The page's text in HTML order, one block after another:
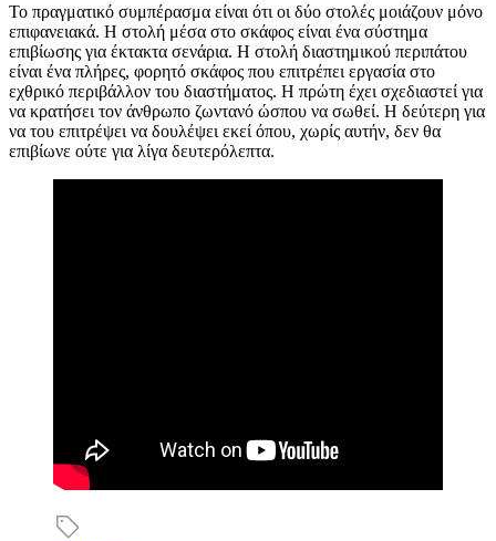
Το πραγματικό συμπέρασμα είναι ότι οι δύο στολές μοιάζουν μόνο
επιφανειακά. Η στολή μέσα στο σκάφος είναι ένα σύστημα
επιβίωσης για έκτακτα σενάρια. Η στολή διαστημικού περιπάτου
είναι ένα πλήρες, φορητό σκάφος που επιτρέπει εργασία στο
εχθρικό περιβάλλον του διαστήματος. Η πρώτη έχει σχεδιαστεί για
να κρατήσει τον άνθρωπο ζωντανό ώσπου να σωθεί. Η δεύτερη για
να του επιτρέψει να δουλέψει εκεί όπου, χωρίς αυτήν, δεν θα
επιβίωνε ούτε για λίγα δευτερόλεπτα.